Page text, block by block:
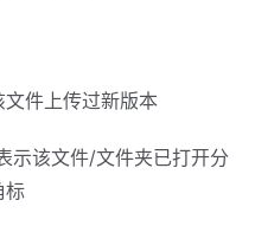
件上传过新版本
示该文件/文件夹已打开分
标